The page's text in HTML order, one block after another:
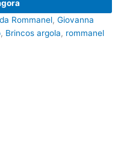
Rommanel, Giovanna
, Brincos argola, rommanel